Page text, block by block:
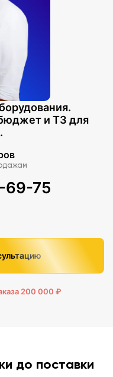
и ТЗ для
69-75
200 000 ₽
до поставки